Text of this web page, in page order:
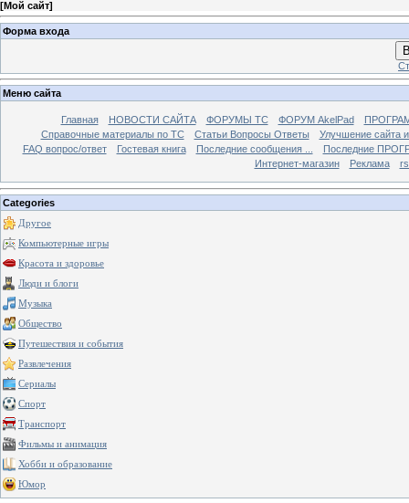
[Мой сайт]
Форма входа
Меню сайта
Главная НОВОСТИ САЙТА ФОРУМЫ TC ФОРУМ AkelPad
Справочные материалы по TС
Статьи Вопросы Ответы
Улучшение сайта
FAQ вопрос/ответ
Гостевая книга Последние сообщения ...
Последние
Интернет-магазин
Реклама
Categories
Другое
Компьютерные игры
Красота и здоровье
Люди и блоги
Музыка
Общество
Путешествия и события
Развлечения
Сериалы
Спорт
Транспорт
Фильмы и анимация
Хобби и образование
Юмор